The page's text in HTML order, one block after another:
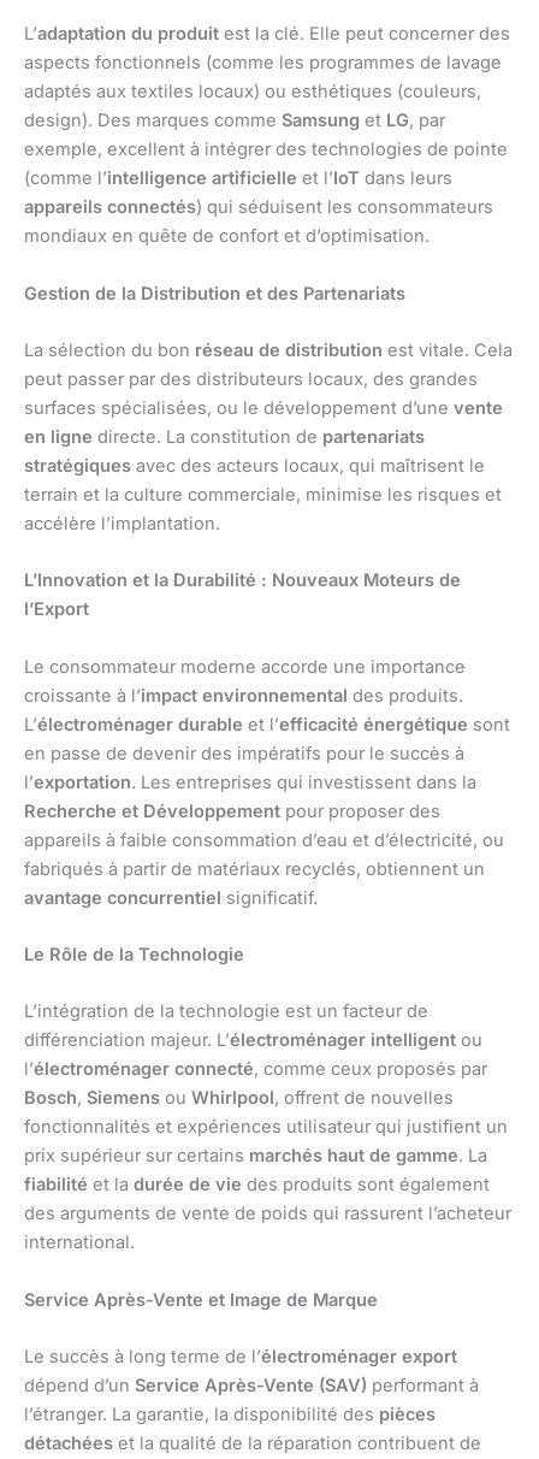
L’adaptation du produit est la clé. Elle peut concerner des
aspects fonctionnels (comme les programmes de lavage
adaptés aux textiles locaux) ou esthétiques (couleurs,
design). Des marques comme Samsung et LG, par
exemple, excellent à intégrer des technologies de pointe
(comme l’intelligence artificielle et l’IoT dans leurs
appareils connectés) qui séduisent les consommateurs
mondiaux en quête de confort et d’optimisation.
Gestion de la Distribution et des Partenariats
La sélection du bon réseau de distribution est vitale. Cela
peut passer par des distributeurs locaux, des grandes
surfaces spécialisées, ou le développement d’une vente
en ligne directe. La constitution de partenariats
stratégiques avec des acteurs locaux, qui maîtrisent le
terrain et la culture commerciale, minimise les risques et
accélère l’implantation.
L’Innovation et la Durabilité : Nouveaux Moteurs de
l’Export
Le consommateur moderne accorde une importance
croissante à l’impact environnemental des produits.
L’électroménager durable et l’efficacité énergétique sont
en passe de devenir des impératifs pour le succès à
l’exportation. Les entreprises qui investissent dans la
Recherche et Développement pour proposer des
appareils à faible consommation d’eau et d’électricité, ou
fabriqués à partir de matériaux recyclés, obtiennent un
avantage concurrentiel significatif.
Le Rôle de la Technologie
L’intégration de la technologie est un facteur de
différenciation majeur. L’électroménager intelligent ou
l’électroménager connecté, comme ceux proposés par
Bosch, Siemens ou Whirlpool, offrent de nouvelles
fonctionnalités et expériences utilisateur qui justifient un
prix supérieur sur certains marchés haut de gamme. La
fiabilité et la durée de vie des produits sont également
des arguments de vente de poids qui rassurent l’acheteur
international.
Service Après-Vente et Image de Marque
Le succès à long terme de l’électroménager export
dépend d’un Service Après-Vente (SAV) performant à
l’étranger. La garantie, la disponibilité des pièces
détachées et la qualité de la réparation contribuent de